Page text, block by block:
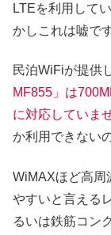
LTEを利用して
かしこれは嘘です
民泊WiFiが提供
MF855」は
に対応していま
か利用できない
WiMAXほど高周
やすいと言える
るいは鉄筋コン